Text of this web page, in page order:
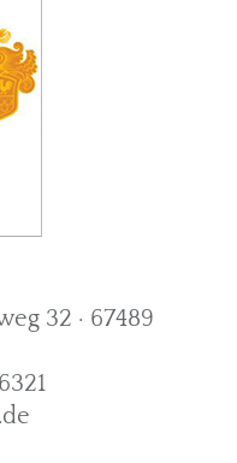
32 · 67489